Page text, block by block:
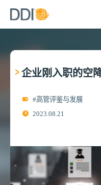
企业刚入职的空
#高管评鉴与发展
2023.08.21